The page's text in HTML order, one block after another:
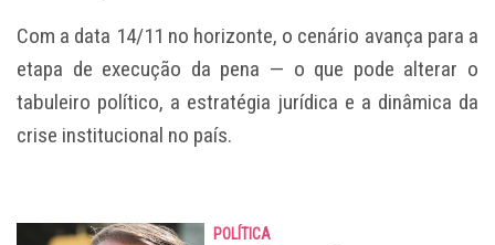
Com a data 14/11 no horizonte, o cenário avança para a
etapa de execução da pena — o que pode alterar o
tabuleiro político, a estratégia jurídica e a dinâmica da
crise institucional no país.
POLÍTICA